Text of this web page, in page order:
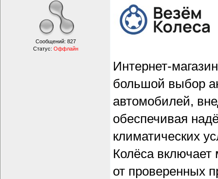
Сообщений: 827
Статус: Оффлайн
Интернет-
большой выбор
автомобилей,
обеспечивая
климатических
Колёса включает
от проверенных